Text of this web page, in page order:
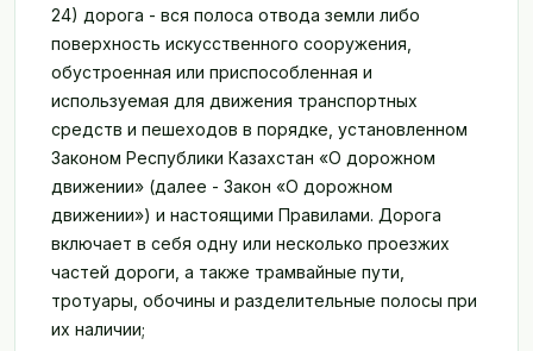
24) дорога - вся полоса отвода земли либо
поверхность искусственного сооружения,
обустроенная или приспособленная и
используемая для движения транспортных
средств и пешеходов в порядке, установленном
Законом Республики Казахстан «О дорожном
движении» (далее - Закон «О дорожном
движении») и настоящими Правилами. Дорога
включает в себя одну или несколько проезжих
частей дороги, а также трамвайные пути,
тротуары, обочины и разделительные полосы при
их наличии;